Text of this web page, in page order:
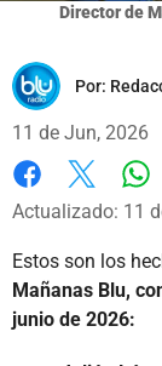
Director de
Por:
11 de Jun, 2026
Facebook
X
Actualizado: 11
Estos son los
Mañanas Blu,
junio de 2026: